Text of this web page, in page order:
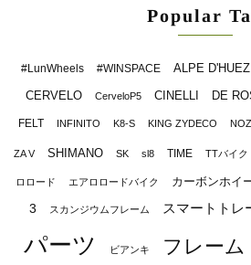
Popular
#LunWheels #WINSPACE ALPE D'HUEZ
CERVELO CerveloP5 CINELLI DE
FELT INFINITO K8-S KING ZYDECO
ZA V SHIMANO SK sl8 TIME TTバイク
ロロード エアロロードバイク カーボンホイ
3
スカンジウムフレーム スマートトレ
パーツ ビアンキ フレーム